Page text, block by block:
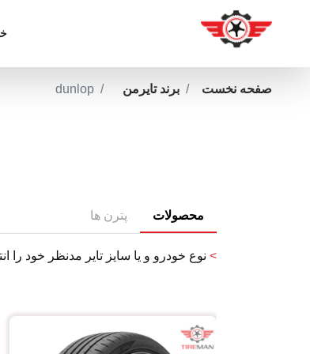
صفحه نخست برند تایرمن dunlop
محصولات پترن ها
> نوع خودرو و یا سایز تایر مدنظر خود را